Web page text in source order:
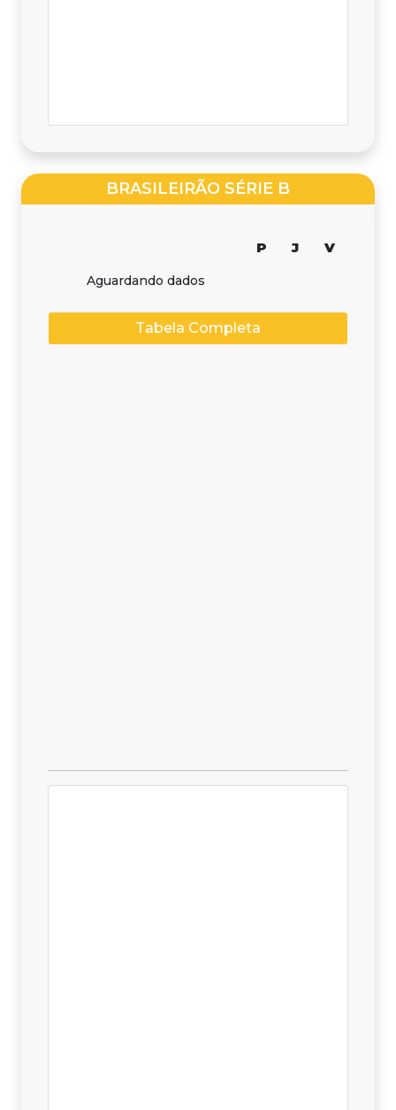
BRASILEIRÃO SÉRIE B
P J V
Aguardando dados
Tabela Completa